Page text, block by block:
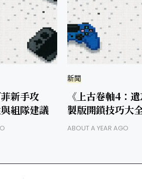
新手攻
組隊建議
新聞
《上古卷軸4：
製版開鎖技巧大全
ABOUT A YEAR AGO